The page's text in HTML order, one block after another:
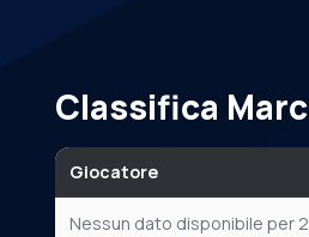
Classifica
Giocatore
Nessun dato disponibile per